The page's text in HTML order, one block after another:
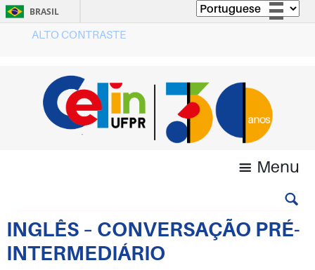
BRASIL
Acesso à informação
Legislação
Canais
ALTO CONTRASTE
Menu
INGLÊS – CONVERSAÇÃO PRÉ-
INTERMEDIÁRIO